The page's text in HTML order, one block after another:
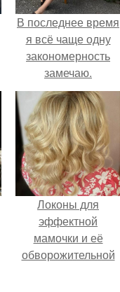
В последнее время
я всё чаще одну
закономерность
замечаю.
Локоны для
эффектной
мамочки и её
обворожительной